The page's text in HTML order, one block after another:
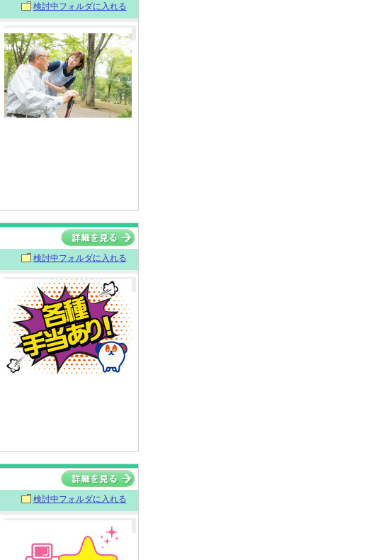
検討中フォルダに入れる
検討中フォルダに入れる
検討中フォルダに入れる